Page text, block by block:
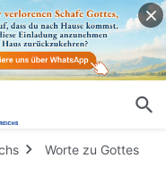
Worte zu Gottes